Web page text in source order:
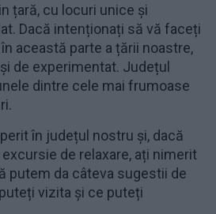
țară, cu locuri unice și
Dacă intenționați să vă faceți
această parte a țării noastre,
de experimentat. Județul
dintre cele mai frumoase
în județul nostru și, dacă
de relaxare, ați nimerit
putem da câteva sugestii de
vizita și ce puteți